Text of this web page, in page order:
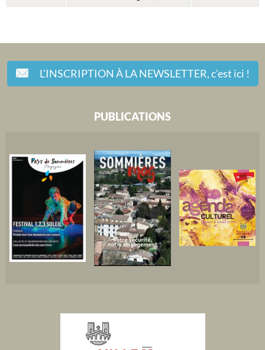
L'INSCRIPTION À LA NEWSLETTER,c'est ici !
PUBLICATIONS